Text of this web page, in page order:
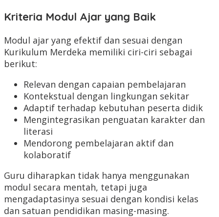
Kriteria Modul Ajar yang Baik
Modul ajar yang efektif dan sesuai dengan
Kurikulum Merdeka memiliki ciri-ciri sebagai
berikut:
Relevan dengan capaian pembelajaran
Kontekstual dengan lingkungan sekitar
Adaptif terhadap kebutuhan peserta didik
Mengintegrasikan penguatan karakter dan
literasi
Mendorong pembelajaran aktif dan
kolaboratif
Guru diharapkan tidak hanya menggunakan
modul secara mentah, tetapi juga
mengadaptasinya sesuai dengan kondisi kelas
dan satuan pendidikan masing-masing.